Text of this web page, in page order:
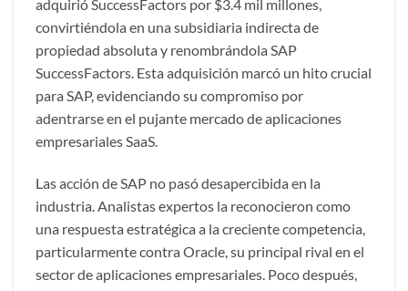
adquirió SuccessFactors por $3.4 mil millones,
convirtiéndola en una subsidiaria indirecta de
propiedad absoluta y renombrándola SAP
SuccessFactors. Esta adquisición marcó un hito crucial
para SAP, evidenciando su compromiso por
adentrarse en el pujante mercado de aplicaciones
empresariales SaaS.
Las acción de SAP no pasó desapercibida en la
industria. Analistas expertos la reconocieron como
una respuesta estratégica a la creciente competencia,
particularmente contra Oracle, su principal rival en el
sector de aplicaciones empresariales. Poco después,